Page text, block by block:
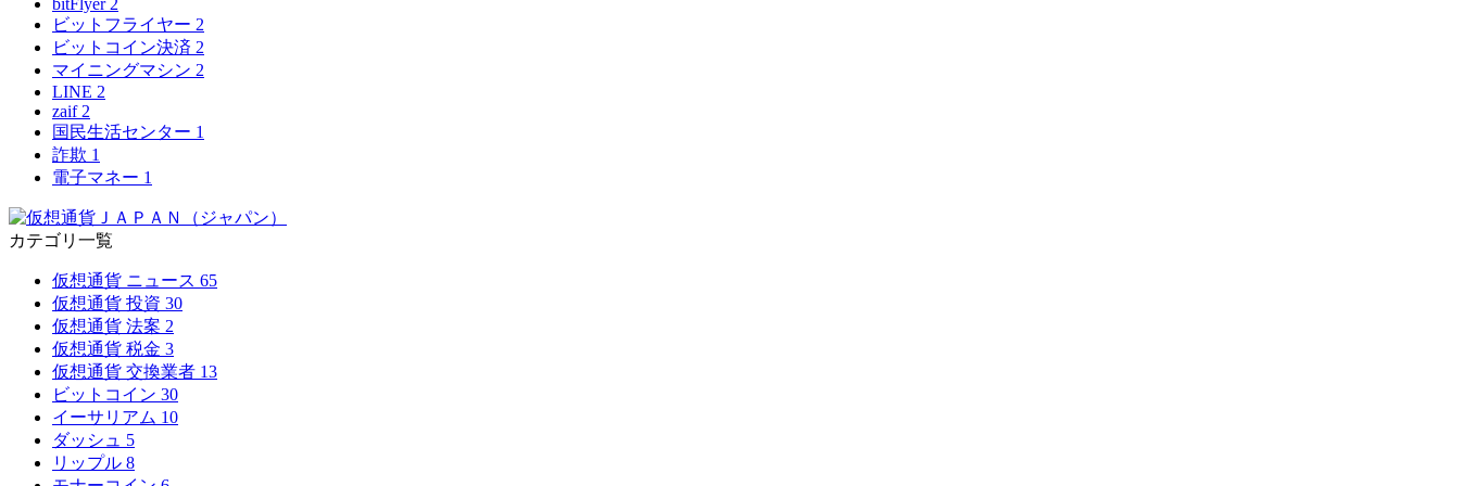
ビットフライヤー 2
ビットコイン決済 2
マイニングマシン 2
LINE 2
zaif 2
国民生活センター 1
詐欺 1
電子マネー 1
カテゴリ一覧
仮想通貨 ニュース 65
仮想通貨 投資 30
仮想通貨 法案 2
仮想通貨 税金 3
仮想通貨 交換業者 13
ビットコイン 30
イーサリアム 10
ダッシュ 5
リップル 8